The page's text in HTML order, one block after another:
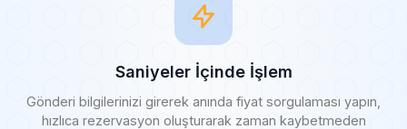
Saniyeler İçinde İşlem
Gönderi bilgilerinizi girerek anında fiyat sorgulaması yapın,
hızlıca rezervasyon oluşturarak zaman kaybetmeden